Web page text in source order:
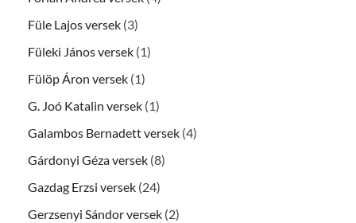
Füle Lajos versek (3)
Füleki János versek (1)
Fülöp Áron versek (1)
G. Joó Katalin versek (1)
Galambos Bernadett versek (4)
Gárdonyi Géza versek (8)
Gazdag Erzsi versek (24)
Gerzsenyi Sándor versek (2)